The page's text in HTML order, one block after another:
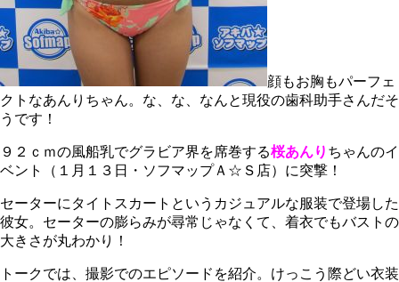
顔もお胸もパーフェ
クトなあんりちゃん。な、な、なんと現役の歯科助手さんだそ
うです！
９２ｃｍの風船乳でグラビア界を席巻する桜あんり ちゃんのイ
ベント（１月１３日・ソフマップＡ☆Ｓ店）に突撃！
セーターにタイトスカートというカジュアルな服装で登場した
彼女。セーターの膨らみが尋常じゃなくて、着衣でもバストの
大きさが丸わかり！
トークでは、撮影でのエピソードを紹介。けっこう際どい衣装